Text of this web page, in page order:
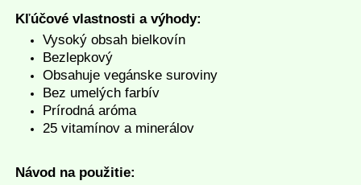
Kľúčové vlastnosti a výhody:
Vysoký obsah bielkovín
Bezlepkový
Obsahuje vegánske suroviny
Bez umelých farbív
Prírodná aróma
25 vitamínov a minerálov
Návod na použitie: